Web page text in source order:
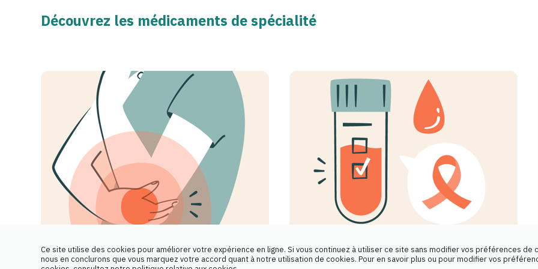
Ce site utilise des cookies pour améliorer votre expérience en ligne. Si vous continuez à utiliser ce site sans modifier vos préférences de
nous en conclurons que vous marquez votre accord quant à notre utilisation de cookies. Pour en savoir plus ou pour modifier vos
Découvrez les médicaments de spécialité
ARTHRITE VIH